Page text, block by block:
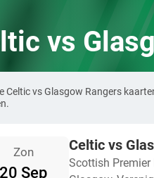
vs
Celtic vs Glasgow Rangers
Zon
20 Sep
Celtic vs
Scottish Premier